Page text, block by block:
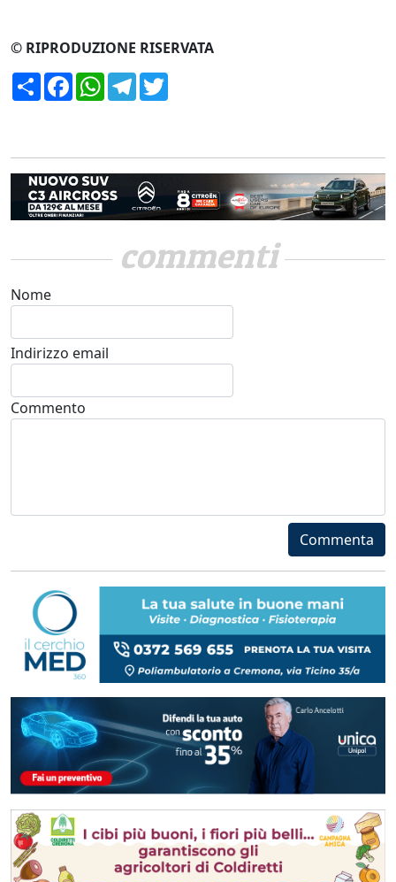
© RIPRODUZIONE RISERVATA
CondividiFacebookWhatsApp
Telegram
commenti
Nome
Indirizzo email
Commento
Commenta